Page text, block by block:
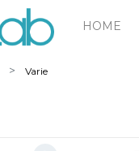
HOME
Varie